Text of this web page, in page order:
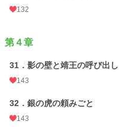
132
第４章
31．影の壁と靖王の呼び出し
143
32．銀の虎の頼みごと
143